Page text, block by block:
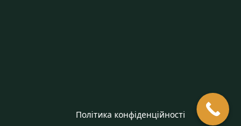
Політика конфіденційності